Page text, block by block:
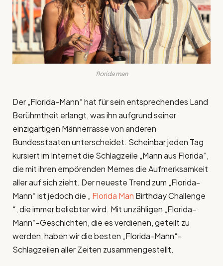
florida man
Der „Florida-Mann“ hat für sein entsprechendes Land
Berühmtheit erlangt, was ihn aufgrund seiner
einzigartigen Männerrasse von anderen
Bundesstaaten unterscheidet. Scheinbar jeden Tag
kursiert im Internet die Schlagzeile „Mann aus Florida“,
die mit ihren empörenden Memes die Aufmerksamkeit
aller auf sich zieht. Der neueste Trend zum „Florida-
Mann“ ist jedoch die „ Florida Man Birthday Challenge
“, die immer beliebter wird. Mit unzähligen „Florida-
Mann“-Geschichten, die es verdienen, geteilt zu
werden, haben wir die besten „Florida-Mann“-
Schlagzeilen aller Zeiten zusammengestellt.